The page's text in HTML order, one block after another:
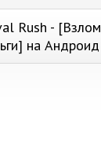
Rush - [Взлом
на Андроид